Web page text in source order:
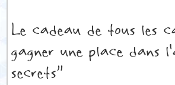
Le cadeau de tous les
gagner une place dans
secrets”